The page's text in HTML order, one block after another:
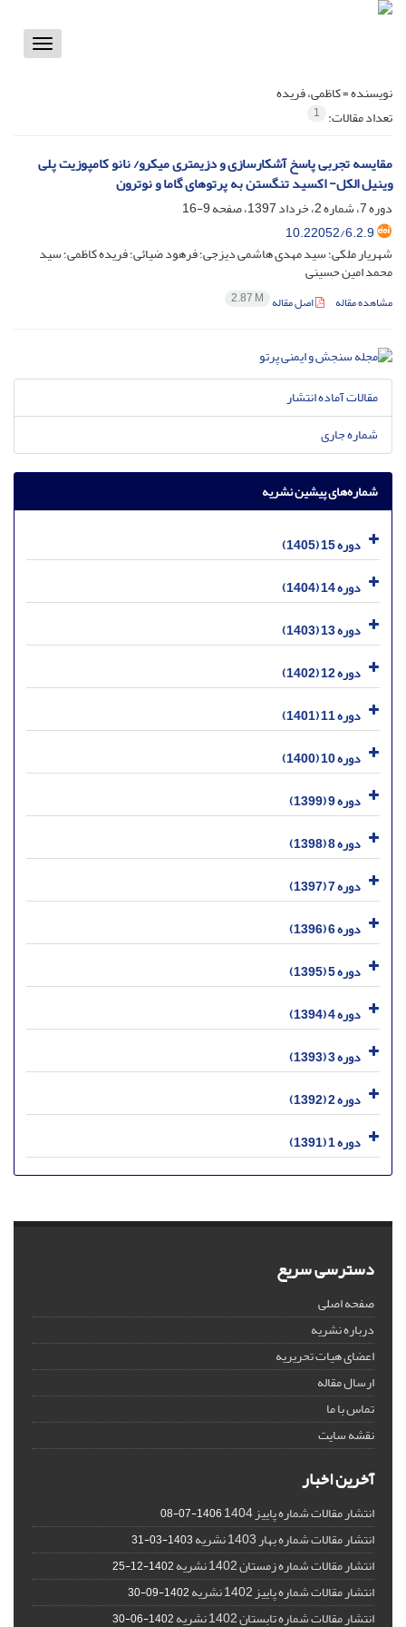
Toggle
نویسنده =کاظمی، فریده
تعداد مقالات: 1
مقایسه تجربی پاسخ آشکارسازی و دزیمتری میکرو/ نانو کامپوزیت پلی
وینیل الکل- اکسید تنگستن به پرتوهای گاما و نوترون
دوره 7، شماره 2، خرداد 1397، صفحه
9-16
10.22052/6.2.9
شهریار ملکی؛ سید مهدی هاشمی دیزجی؛ فرهود ضیائی؛ فریده کاظمی؛ سید
محمد امین حسینی
مشاهده مقاله اصل مقاله 2.87 M
مقالات آماده انتشار
شماره جاری
شماره‌های پیشین نشریه
دوره 15 (1405)
دوره 14 (1404)
دوره 13 (1403)
دوره 12 (1402)
دوره 11 (1401)
دوره 10 (1400)
دوره 9 (1399)
دوره 8 (1398)
دوره 7 (1397)
دوره 6 (1396)
دوره 5 (1395)
دوره 4 (1394)
دوره 3 (1393)
دوره 2 (1392)
دوره 1 (1391)
دسترسی سریع
صفحه اصلی
درباره نشریه
اعضای هیات تحریریه
ارسال مقاله
تماس با ما
نقشه سایت
آخرین اخبار
انتشار مقالات شماره پاییز 1404 1406-07-08
انتشار مقالات شماره بهار 1403 نشریه 1403-03-31
انتشار مقالات شماره زمستان 1402 نشریه 1402-12-25
انتشار مقالات شماره پاییز 1402 نشریه 1402-09-30
انتشار مقالات شماره تابستان 1402 نشریه 1402-06-30